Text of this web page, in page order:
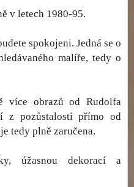
v letech 1980-95.
spokojeni. Jedná se o
malíře, tedy o
více obrazů od Rudolfa
z pozůstalosti přímo od
tedy plně zaručena.
úžasnou dekorací a